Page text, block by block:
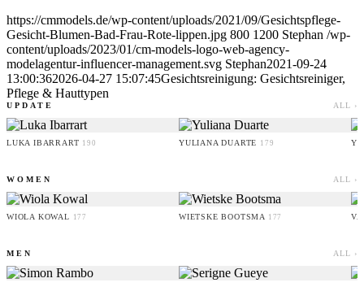
https://cmmodels.de/wp-content/uploads/2021/09/Gesichtspflege-
Gesicht-Blumen-Bad-Frau-Rote-lippen.jpg 800 1200 Stephan /wp-
content/uploads/2023/01/cm-models-logo-web-agency-
modelagentur-influencer-management.svg Stephan2021-09-24
13:00:362026-04-27 15:07:45Gesichtsreinigung: Gesichtsreiniger,
Pflege & Hauttypen
UPDATE ALL ›
LUKA IBARRART 190 YULIANA DUARTE 179
WOMEN ALL ›
WIOLA KOWAL 177 WIETSKE BOOTSMA 177
MEN ALL ›